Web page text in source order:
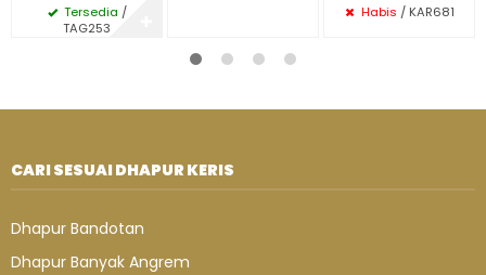
Tersedia /
TAG253
Habis / KAR681
CARI SESUAI DHAPUR KERIS
Dhapur Bandotan
Dhapur Banyak Angrem